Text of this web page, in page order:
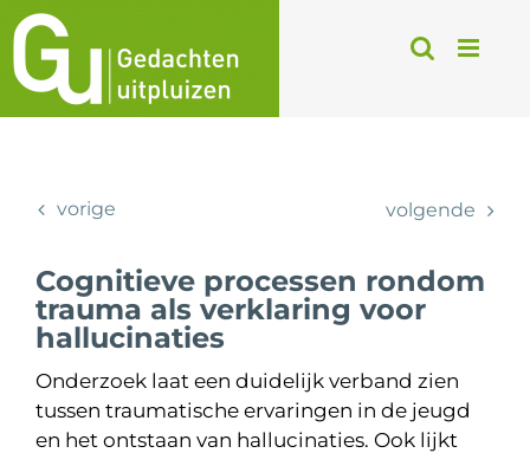
Ga
naar
inhoud
vorige volgende
Cognitieve processen rondom
trauma als verklaring voor
hallucinaties
Onderzoek laat een duidelijk verband zien
tussen traumatische ervaringen in de jeugd
en het ontstaan van hallucinaties. Ook lijkt